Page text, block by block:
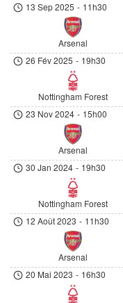
13 Sep 2025 - 11h30
Arsenal
26 Fév 2025 - 19h30
Nottingham Forest
23 Nov 2024 - 15h00
Arsenal
30 Jan 2024 - 19h30
Nottingham Forest
12 Août 2023 - 11h30
Arsenal
20 Mai 2023 - 16h30